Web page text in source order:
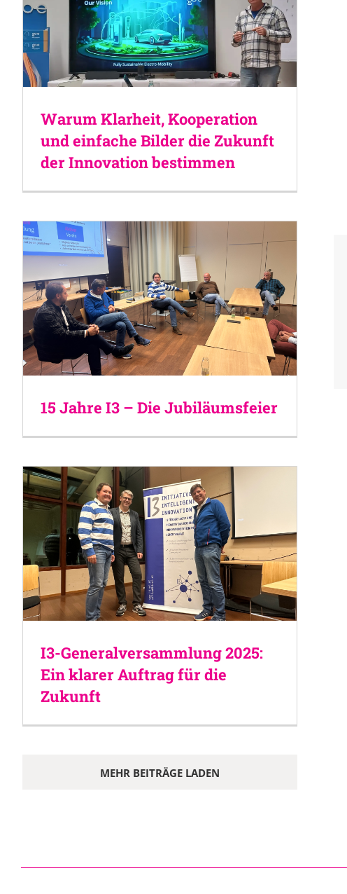
Warum Klarheit, Kooperation
und einfache Bilder die Zukunft
der Innovation bestimmen
15 Jahre I3 – Die Jubiläumsfeier
I3-Generalversammlung 2025:
Ein klarer Auftrag für die
Zukunft
MEHR BEITRÄGE LADEN